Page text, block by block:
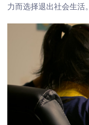
力而选择退出社会生活。